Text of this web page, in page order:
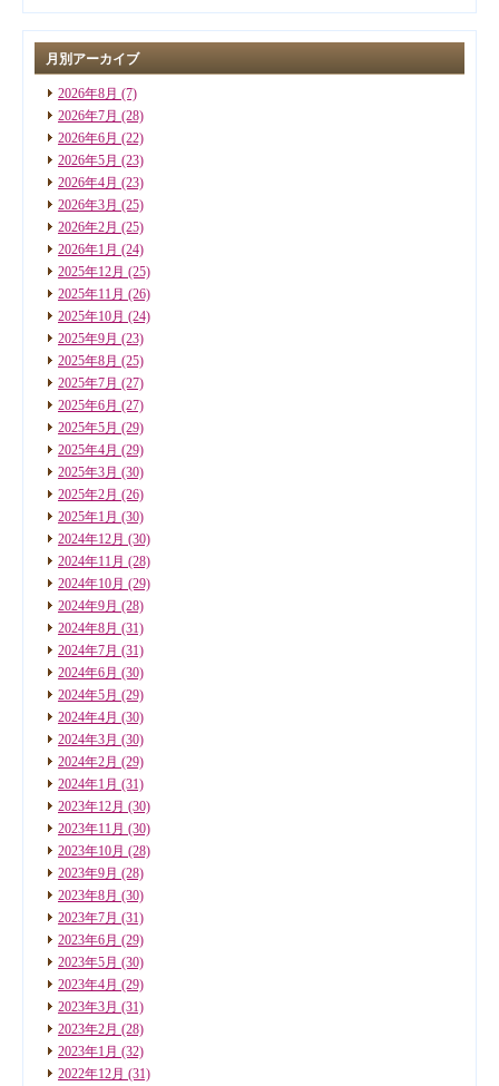
月別アーカイブ
2026年8月 (7)
2026年7月 (28)
2026年6月 (22)
2026年5月 (23)
2026年4月 (23)
2026年3月 (25)
2026年2月 (25)
2026年1月 (24)
2025年12月 (25)
2025年11月 (26)
2025年10月 (24)
2025年9月 (23)
2025年8月 (25)
2025年7月 (27)
2025年6月 (27)
2025年5月 (29)
2025年4月 (29)
2025年3月 (30)
2025年2月 (26)
2025年1月 (30)
2024年12月 (30)
2024年11月 (28)
2024年10月 (29)
2024年9月 (28)
2024年8月 (31)
2024年7月 (31)
2024年6月 (30)
2024年5月 (29)
2024年4月 (30)
2024年3月 (30)
2024年2月 (29)
2024年1月 (31)
2023年12月 (30)
2023年11月 (30)
2023年10月 (28)
2023年9月 (28)
2023年8月 (30)
2023年7月 (31)
2023年6月 (29)
2023年5月 (30)
2023年4月 (29)
2023年3月 (31)
2023年2月 (28)
2023年1月 (32)
2022年12月 (31)